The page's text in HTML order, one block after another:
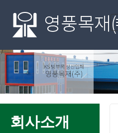
회사소개